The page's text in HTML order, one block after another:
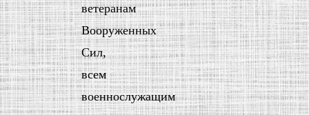
ветеранам
Вооруженных
Сил,
всем
военнослужащим